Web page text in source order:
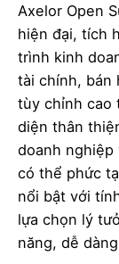
Axelor Open
hiện đại, tích
trình kinh
tài chính, bán
tùy chỉnh cao
diện thân
doanh nghiệp
có thể phức
nổi bật với
lựa chọn lý
năng, dễ